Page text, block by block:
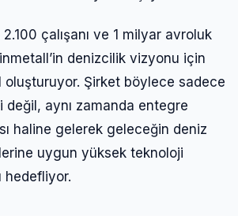
2.100 çalışanı ve 1 milyar avroluk
denizcilik vizyonu için
oluşturuyor. Şirket böylece sadece
aynı zamanda entegre
haline gelerek geleceğin deniz
uygun yüksek teknoloji
hedefliyor.
Şifremi Unuttum
Giriş Yap